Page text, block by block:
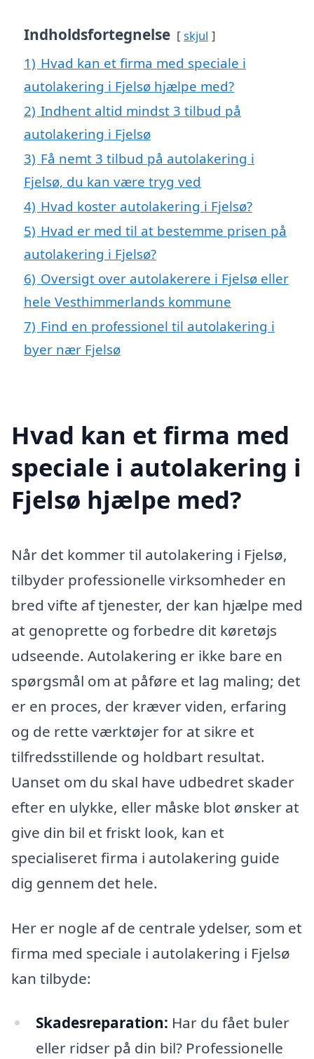
Indholdsfortegnelse skjul
1) Hvad kan et firma med speciale i
autolakering i Fjelsø hjælpe med?
2) Indhent altid mindst 3 tilbud på
autolakering i Fjelsø
3) Få nemt 3 tilbud på autolakering i
Fjelsø, du kan være tryg ved
4) Hvad koster autolakering i Fjelsø?
5) Hvad er med til at bestemme prisen på
autolakering i Fjelsø?
6) Oversigt over autolakerere i Fjelsø eller
hele Vesthimmerlands kommune
7) Find en professionel til autolakering i
byer nær Fjelsø
Hvad kan et firma med
speciale i autolakering i
Fjelsø hjælpe med?
Når det kommer til autolakering i Fjelsø,
tilbyder professionelle virksomheder en
bred vifte af tjenester, der kan hjælpe med
at genoprette og forbedre dit køretøjs
udseende. Autolakering er ikke bare en
spørgsmål om at påføre et lag maling; det
er en proces, der kræver viden, erfaring
og de rette værktøjer for at sikre et
tilfredsstillende og holdbart resultat.
Uanset om du skal have udbedret skader
efter en ulykke, eller måske blot ønsker at
give din bil et friskt look, kan et
specialiseret firma i autolakering guide
dig gennem det hele.
Her er nogle af de centrale ydelser, som et
firma med speciale i autolakering i Fjelsø
kan tilbyde:
Skadesreparation: Har du fået buler
eller ridser på din bil? Professionelle